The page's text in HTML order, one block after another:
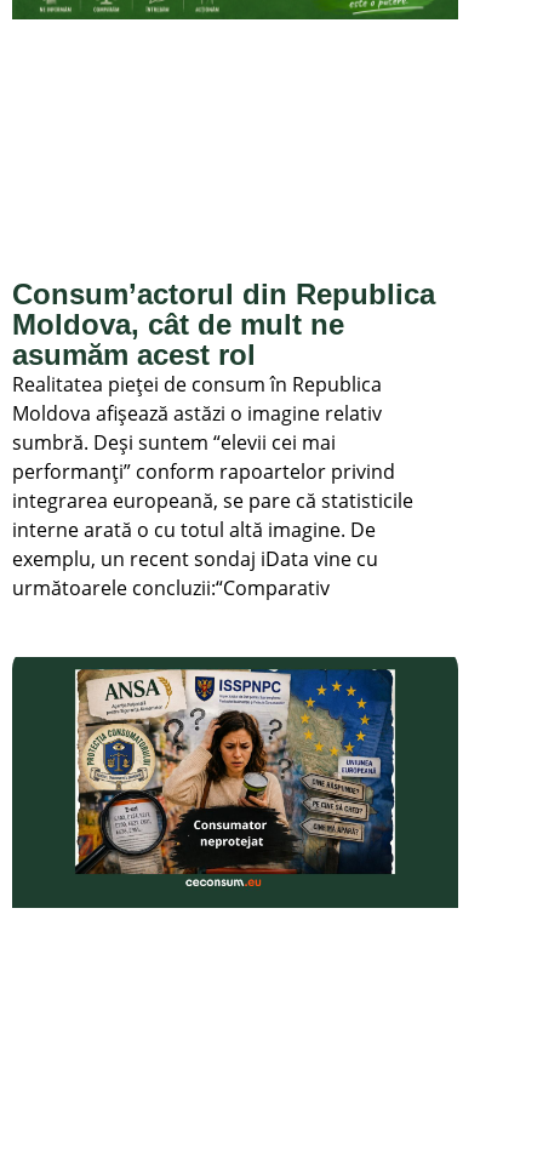
Consum’actorul din Republica
Moldova, cât de mult ne
asumăm acest rol
Realitatea pieței de consum în Republica
Moldova afișează astăzi o imagine relativ
sumbră. Deși suntem “elevii cei mai
performanți” conform rapoartelor privind
integrarea europeană, se pare că statisticile
interne arată o cu totul altă imagine. De
exemplu, un recent sondaj iData vine cu
următoarele concluzii:“Comparativ